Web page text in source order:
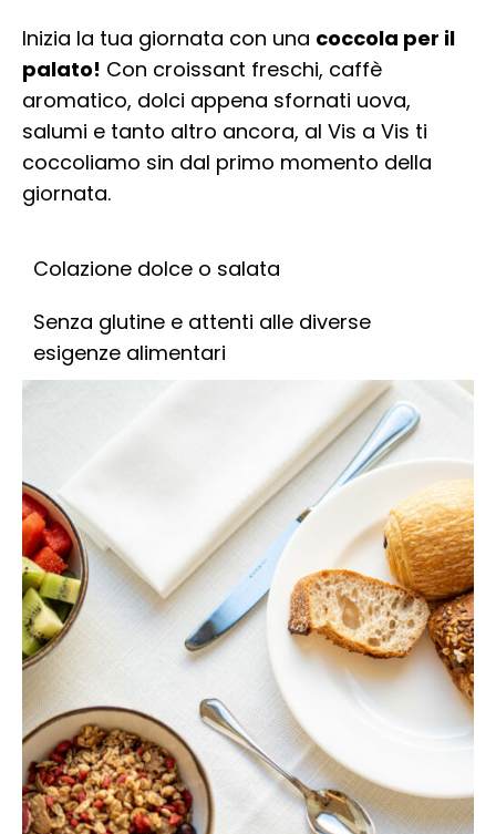
Inizia la tua giornata con una coccola per il
palato! Con croissant freschi, caffè
aromatico, dolci appena sfornati uova,
salumi e tanto altro ancora, al Vis a Vis ti
coccoliamo sin dal primo momento della
giornata.
Colazione dolce o salata
Senza glutine e attenti alle diverse
esigenze alimentari